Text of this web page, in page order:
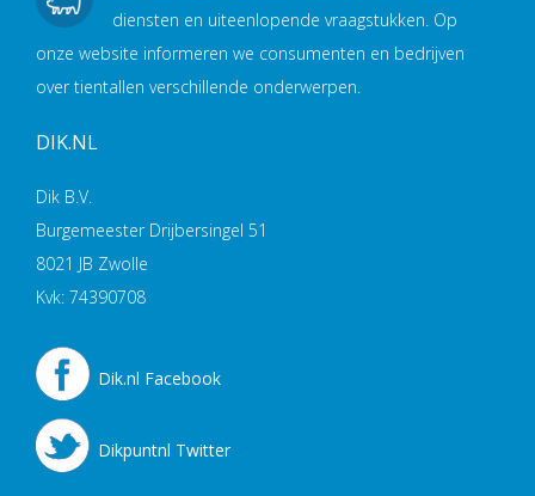
diensten en uiteenlopende vraagstukken. Op
onze website informeren we consumenten en bedrijven
over tientallen verschillende onderwerpen.
DIK.NL
Dik B.V.
Burgemeester Drijbersingel 51
8021 JB Zwolle
Kvk: 74390708
Dik.nl Facebook
Dikpuntnl Twitter